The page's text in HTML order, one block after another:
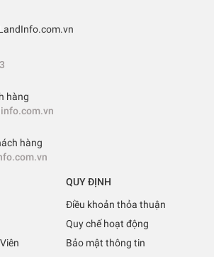
hàng
hàng
QUY ĐỊNH
Điều khoản thỏa thuận
Quy chế hoạt động
Bảo mật thông tin